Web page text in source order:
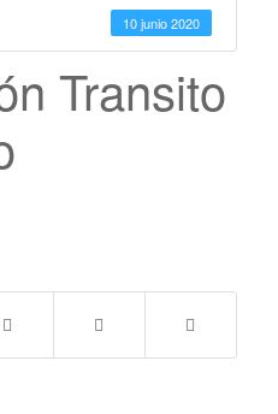
10 junio 2020
Transito